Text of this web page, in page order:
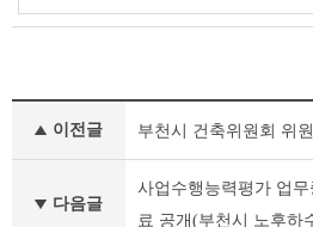
공
이전글 부천시 건축위원회 위
다음글
사업수행능력평가 업
료 공개(부천시 노후하